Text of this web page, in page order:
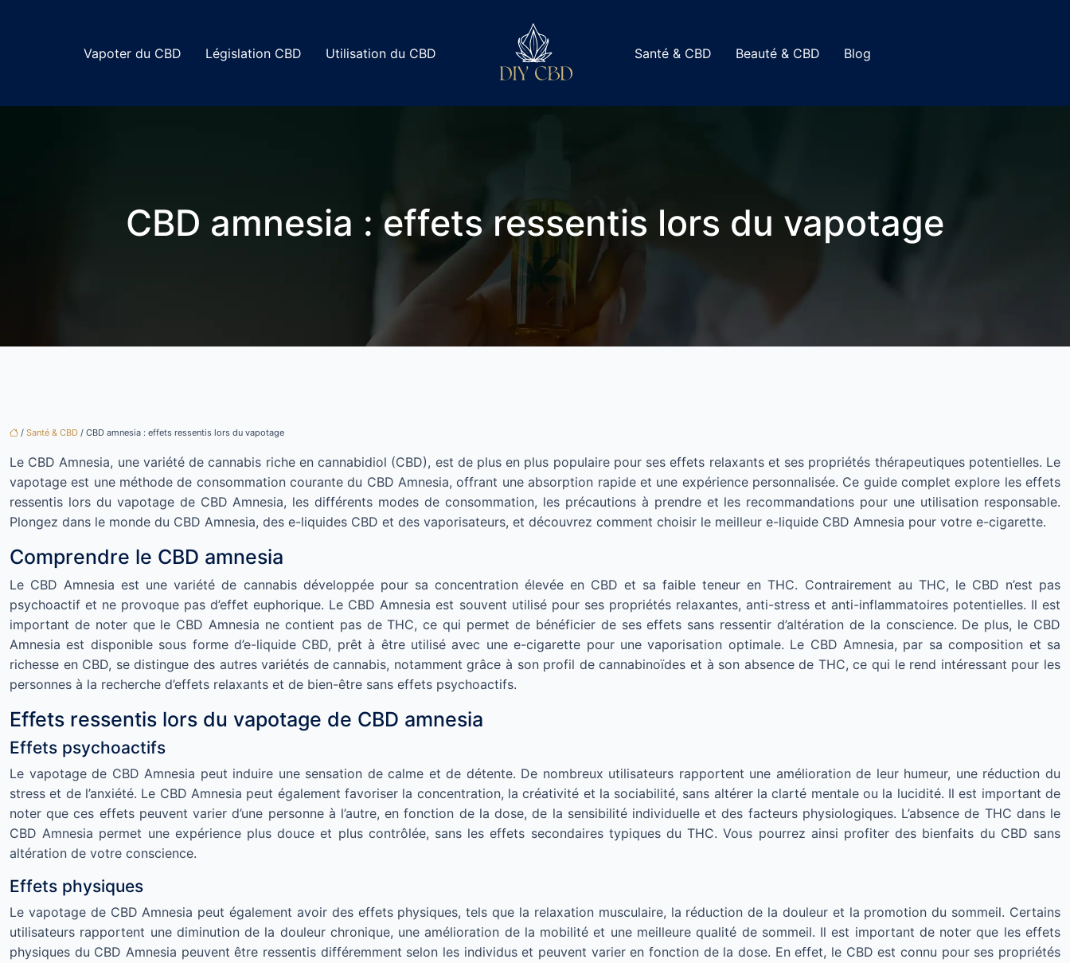
Utilisation du CBD
Législation CBD
Vapoter du CBD Santé & CBD Beauté & CBD Blog
CBD amnesia : effets ressentis lors du vapotage
/ Santé & CBD / CBD amnesia : effets ressentis lors du vapotage
Le CBD Amnesia, une variété de cannabis riche en cannabidiol (CBD), est de plus en plus populaire pour ses effets relaxants et ses propriétés thérapeutiques potentielles. Le
vapotage est une méthode de consommation courante du CBD Amnesia, offrant une absorption rapide et une expérience personnalisée. Ce guide complet explore les effets
ressentis lors du vapotage de CBD Amnesia, les différents modes de consommation, les précautions à prendre et les recommandations pour une utilisation responsable.
Plongez dans le monde du CBD Amnesia, des e-liquides CBD et des vaporisateurs, et découvrez comment choisir le meilleur e-liquide CBD Amnesia pour votre e-cigarette.
Comprendre le CBD amnesia
Le CBD Amnesia est une variété de cannabis développée pour sa concentration élevée en CBD et sa faible teneur en THC. Contrairement au THC, le CBD n’est pas
psychoactif et ne provoque pas d’effet euphorique. Le CBD Amnesia est souvent utilisé pour ses propriétés relaxantes, anti-stress et anti-inflammatoires potentielles. Il est
important de noter que le CBD Amnesia ne contient pas de THC, ce qui permet de bénéficier de ses effets sans ressentir d’altération de la conscience. De plus, le CBD
Amnesia est disponible sous forme d’e-liquide CBD, prêt à être utilisé avec une e-cigarette pour une vaporisation optimale. Le CBD Amnesia, par sa composition et sa
richesse en CBD, se distingue des autres variétés de cannabis, notamment grâce à son profil de cannabinoïdes et à son absence de THC, ce qui le rend intéressant pour les
personnes à la recherche d’effets relaxants et de bien-être sans effets psychoactifs.
Effets ressentis lors du vapotage de CBD amnesia
Effets psychoactifs
Le vapotage de CBD Amnesia peut induire une sensation de calme et de détente. De nombreux utilisateurs rapportent une amélioration de leur humeur, une réduction du
stress et de l’anxiété. Le CBD Amnesia peut également favoriser la concentration, la créativité et la sociabilité, sans altérer la clarté mentale ou la lucidité. Il est important de
noter que ces effets peuvent varier d’une personne à l’autre, en fonction de la dose, de la sensibilité individuelle et des facteurs physiologiques. L’absence de THC dans le
CBD Amnesia permet une expérience plus douce et plus contrôlée, sans les effets secondaires typiques du THC. Vous pourrez ainsi profiter des bienfaits du CBD sans
altération de votre conscience.
Effets physiques
Le vapotage de CBD Amnesia peut également avoir des effets physiques, tels que la relaxation musculaire, la réduction de la douleur et la promotion du sommeil. Certains
utilisateurs rapportent une diminution de la douleur chronique, une amélioration de la mobilité et une meilleure qualité de sommeil. Il est important de noter que les effets
physiques du CBD Amnesia peuvent être ressentis différemment selon les individus et peuvent varier en fonction de la dose. En effet, le CBD est connu pour ses propriétés